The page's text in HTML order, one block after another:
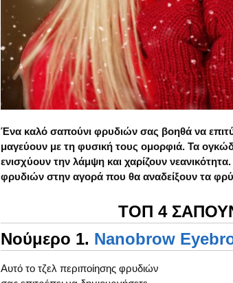
Ένα καλό σαπούνι φρυδιών σας βοηθά να
μαγεύουν με τη φυσική τους ομορφιά. Τα
ενισχύουν την λάμψη και χαρίζουν
φρυδιών στην αγορά που θα αναδείξουν τα
ΤΟΠ 4
Νούμερο 1. Nanobrow
Αυτό το τζελ περιποίησης φρυδιών